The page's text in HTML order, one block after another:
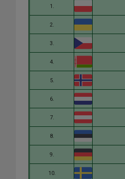
1.
2.
3.
4.
5.
6.
7.
8.
9.
10.